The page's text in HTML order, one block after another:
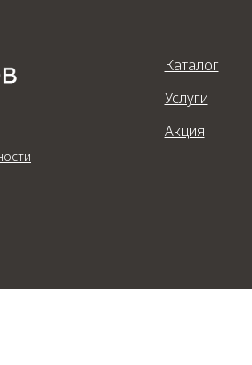
Каталог
Услуги
Акция